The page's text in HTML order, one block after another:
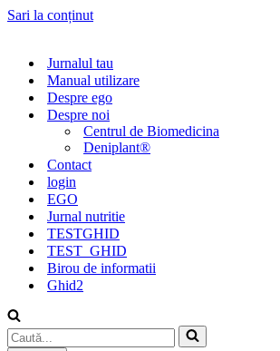
Sari la conținut
Jurnalul tau
Manual utilizare
Despre ego
Despre noi
Centrul de Biomedicina
Deniplant®
Contact
login
EGO
Jurnal nutritie
TESTGHID
TEST_GHID
Birou de informatii
Ghid2
Caută...